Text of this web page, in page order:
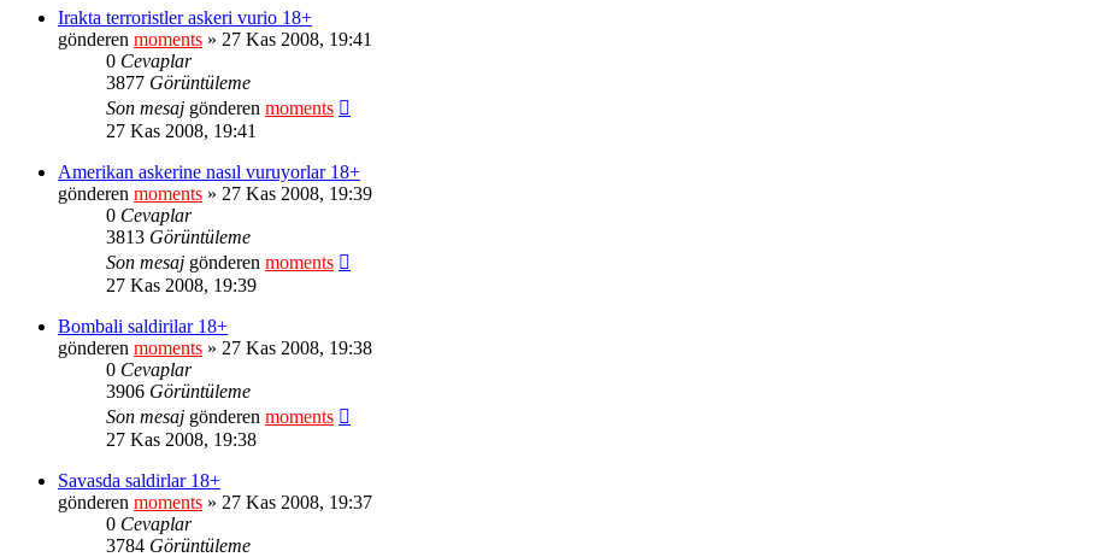
Irakta terroristler askeri vurio 18+
gönderen moments » 27 Kas 2008, 19:41
0 Cevaplar
3877 Görüntüleme
Son mesaj gönderen moments
27 Kas 2008, 19:41
Amerikan askerine nasıl vuruyorlar 18+
gönderen moments » 27 Kas 2008, 19:39
0 Cevaplar
3813 Görüntüleme
Son mesaj gönderen moments
27 Kas 2008, 19:39
Bombali saldirilar 18+
gönderen moments » 27 Kas 2008, 19:38
0 Cevaplar
3906 Görüntüleme
Son mesaj gönderen moments
27 Kas 2008, 19:38
Savasda saldirlar 18+
gönderen moments » 27 Kas 2008, 19:37
0 Cevaplar
3784 Görüntüleme